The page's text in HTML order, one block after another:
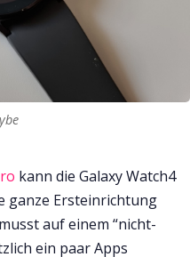
kann die Galaxy Watch4
ganze Ersteinrichtung
auf einem “nicht-
ein paar Apps